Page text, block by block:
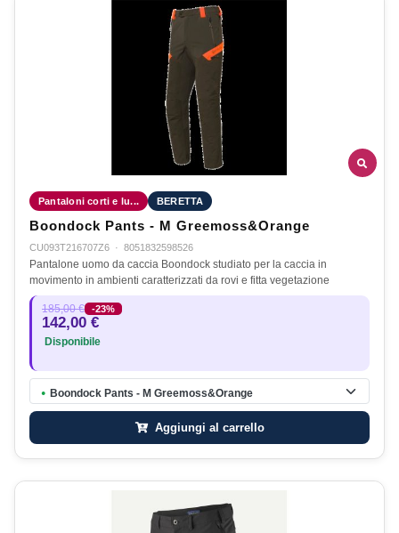
Pantaloni corti e lu... BERETTA
Boondock Pants - M Greemoss&Orange
CU093T216707Z6 · 8051832598526
Pantalone uomo da caccia Boondock studiato per la caccia in
movimento in ambienti caratterizzati da rovi e fitta vegetazione
185,00 € -23%
142,00 €
Disponibile
● Boondock Pants - M Greemoss&Orange
Aggiungi al carrello